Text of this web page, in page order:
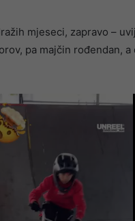
mjeseci, zapravo –
pa majčin rođendan,